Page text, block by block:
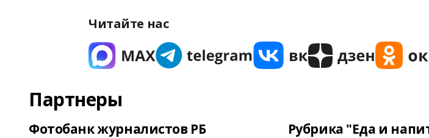
Читайте нас
Партнеры
Фотобанк журналистов РБ Рубрика "Еда и